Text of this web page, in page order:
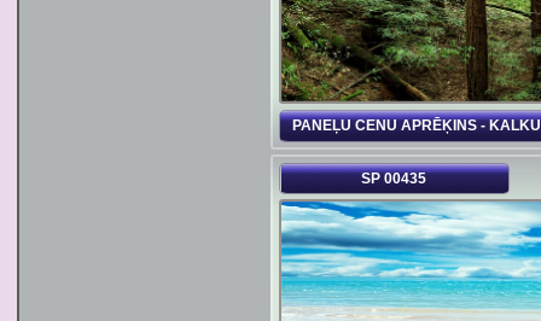
PANEĻU CENU APRĒĶINS -
SP 00435